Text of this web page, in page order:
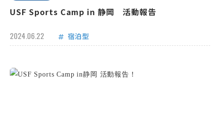
USF Sports Camp in 静岡 活動報告
2024.06.22 宿泊型